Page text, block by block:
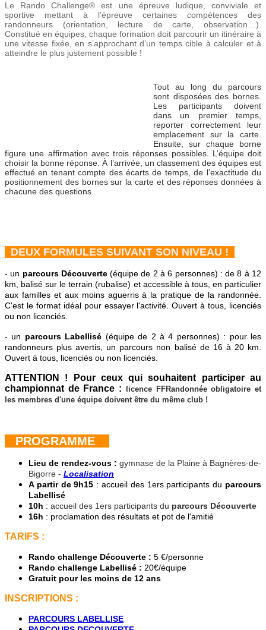
Le Rando Challenge® est une épreuve ludique, conviviale et
sportive mettant à l’épreuve certaines compétences des
randonneurs (orientation, lecture de carte, observation…).
Constitué en équipes, chaque formation doit parcourir un itinéraire à
une vitesse fixée, en s’approchant d’un temps cible à calculer et à
atteindre le plus justement possible !
Tout au long du parcours
sont disposées des bornes.
Les participants doivent
dans un premier temps,
reporter correctement leur
emplacement sur la carte.
Ensuite, sur chaque borne
figure une affirmation avec trois réponses possibles. L’équipe doit
choisir la bonne réponse. À l’arrivée, un classement des équipes est
effectué en tenant compte des écarts de temps, de l’exactitude du
positionnement des bornes sur la carte et des réponses données à
chacune des questions.
DEUX FORMULES SUIVANT SON NIVEAU !
- un parcours Découverte(équipe de 2 à 6 personnes) : de 8 à 12
km, balisé sur le terrain (rubalise) et accessible à tous, en particulier
aux familles et aux moins aguerris à la pratique de la randonnée.
C'est le format idéal pour essayer l'activité. Ouvert à tous, licenciés
ou non licenciés.
- un parcours Labellisé (équipe de 2 à 4 personnes) : pour les
randonneurs plus avertis, un parcours non balisé de 16 à 20 km.
Ouvert à tous, licenciés ou non licenciés.
ATTENTION !
Pour ceux qui souhaitent participer au
championnat de France :
licence FFRandonnée obligatoire et
les membres d'une équipe doivent être du même club !
PROGRAMME
Lieu de rendez-vous : gymnase de la Plaine à Bagnères-de-
Bigorre - Localisation
A partir de 9h15 : accueil des 1ers participants du parcours
Labellisé
10h : accueil des 1ers participants du parcours Découverte
16h : proclamation des résultats et pot de l'amitié
TARIFS :
Rando challenge Découverte : 5 €/personne
Rando challenge Labellisé : 20€/équipe
Gratuit pour les moins de 12 ans
INSCRIPTIONS :
PARCOURS LABELLISE